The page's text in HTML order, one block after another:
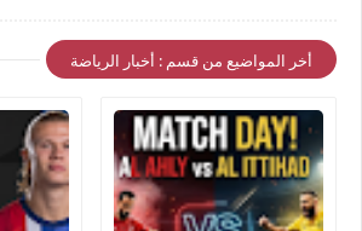
أخر المواضيع من قسم : أخبار الرياضة